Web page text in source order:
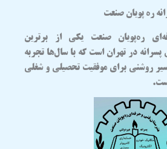
ره پویان صنعت
ره‌پویان صنعت یکی از برترین
در تهران است که با سال‌ها تجربه
روشنی برای موفقیت تحصیلی و شغلی